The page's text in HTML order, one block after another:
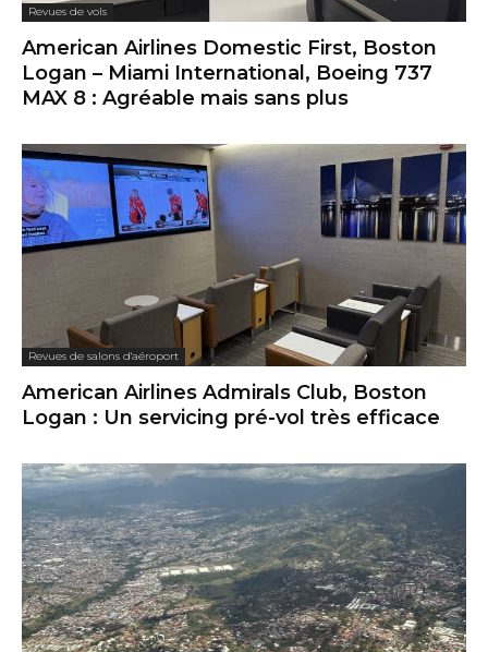
Revues de vols
American Airlines Domestic First, Boston
Logan – Miami International, Boeing 737
MAX 8 : Agréable mais sans plus
Revues de salons d'aéroport
American Airlines Admirals Club, Boston
Logan : Un servicing pré-vol très efficace